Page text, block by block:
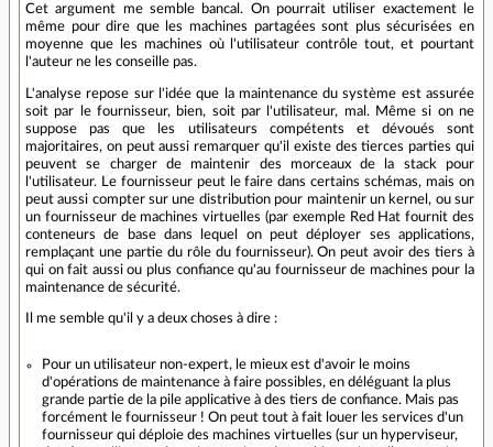
Cet argument me semble bancal. On pourrait utiliser exactement le
même pour dire que les machines partagées sont plus sécurisées en
moyenne que les machines où l'utilisateur contrôle tout, et pourtant
l'auteur ne les conseille pas.
L'analyse repose sur l'idée que la maintenance du système est assurée
soit par le fournisseur, bien, soit par l'utilisateur, mal. Même si on ne
suppose pas que les utilisateurs compétents et dévoués sont
majoritaires, on peut aussi remarquer qu'il existe des tierces parties qui
peuvent se charger de maintenir des morceaux de la stack pour
l'utilisateur. Le fournisseur peut le faire dans certains schémas, mais on
peut aussi compter sur une distribution pour maintenir un kernel, ou sur
un fournisseur de machines virtuelles (par exemple Red Hat fournit des
conteneurs de base dans lequel on peut déployer ses applications,
remplaçant une partie du rôle du fournisseur). On peut avoir des tiers à
qui on fait aussi ou plus confiance qu'au fournisseur de machines pour la
maintenance de sécurité.
Il me semble qu'il y a deux choses à dire :
Pour un utilisateur non-expert, le mieux est d'avoir le moins
d'opérations de maintenance à faire possibles, en déléguant la plus
grande partie de la pile applicative à des tiers de confiance. Mais pas
forcément le fournisseur ! On peut tout à fait louer les services d'un
fournisseur qui déploie des machines virtuelles (sur un hyperviseur,